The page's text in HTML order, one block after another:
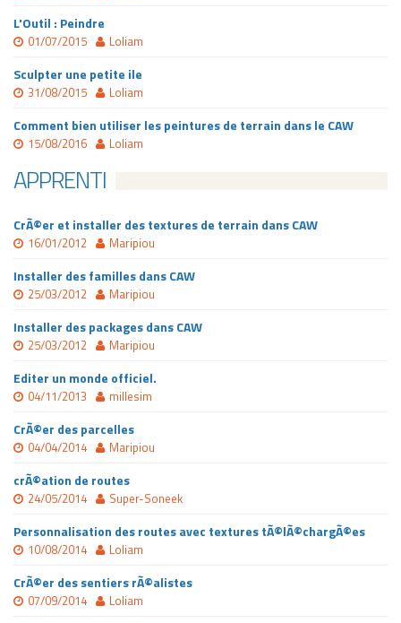
L'Outil : Peindre
01/07/2015 Loliam
Sculpter une petite ile
31/08/2015 Loliam
Comment bien utiliser les peintures de terrain dans le CAW
15/08/2016 Loliam
APPRENTI
CrÃ©er et installer des textures de terrain dans CAW
16/01/2012 Maripiou
Installer des familles dans CAW
25/03/2012 Maripiou
Installer des packages dans CAW
25/03/2012 Maripiou
Editer un monde officiel.
04/11/2013 millesim
CrÃ©er des parcelles
04/04/2014 Maripiou
crÃ©ation de routes
24/05/2014 Super-Soneek
Personnalisation des routes avec textures tÃ©lÃ©chargÃ©es
10/08/2014 Loliam
CrÃ©er des sentiers rÃ©alistes
07/09/2014 Loliam